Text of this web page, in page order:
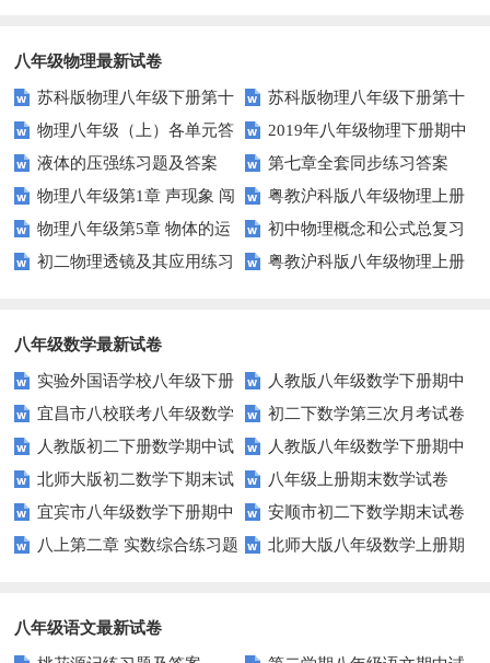
八年级物理最新试卷
苏科版物理八年级下册第十
单元 压强与浮力 综合测试卷(B)
含答案
苏科版物理八年级下册第十
单元 压强与浮力 综合测试卷(A)
含答案
物理八年级（上）各单元答
案
2019年八年级物理下册期中
考试试卷及答案
液体的压强练习题及答案
第七章全套同步练习答案
物理八年级第1章 声现象 闯
关测试A
粤教沪科版八年级物理上册
期末测试题及答案（B卷）
物理八年级第5章 物体的运
动 闯关测试A
初中物理概念和公式总复习
初二物理透镜及其应用练习
粤教沪科版八年级物理上册
八年级数学最新试卷
实验外国语学校八年级下册
数学试题
人教版八年级数学下册期中
复习题附答案
宜昌市八校联考八年级数学
试卷及答案
初二下数学第三次月考试卷
人教版初二下册数学期中试
题
人教版八年级数学下册期中
试卷
北师大版初二数学下期末试
卷及答案
八年级上册期末数学试卷
宜宾市八年级数学下册期中
试题华师大版
安顺市初二下数学期末试卷
及答案
八上第二章 实数综合练习题
北师大版八年级数学上册期
八年级语文最新试卷